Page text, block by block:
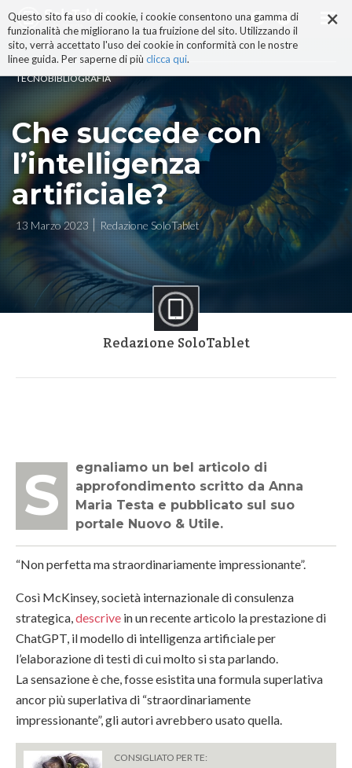
×
Questo sito fa uso di cookie, i cookie consentono una gamma di
funzionalità che migliorano la tua fruizione del sito. Utilizzando il
sito, verrà accettato l'uso dei cookie in conformità con le nostre
linee guida. Per saperne di più clicca qui.
ai
contenuti.
|
navigazione
TECNOBIBLIOGRAFIA
Che succede con
l’intelligenza
artificiale?
13 Marzo 2023 Redazione SoloTablet
Redazione SoloTablet
Segnaliamo un bel articolo di
approfondimento scritto da Anna
Maria Testa e pubblicato sul suo
portale Nuovo & Utile.
“Non perfetta ma straordinariamente impressionante”.
Così McKinsey, società internazionale di consulenza
strategica, descrive in un recente articolo la prestazione di
ChatGPT, il modello di intelligenza artificiale per
l’elaborazione di testi di cui molto si sta parlando.
La sensazione è che, fosse esistita una formula superlativa
ancor più superlativa di “straordinariamente
impressionante”, gli autori avrebbero usato quella.
CONSIGLIATO PER TE: